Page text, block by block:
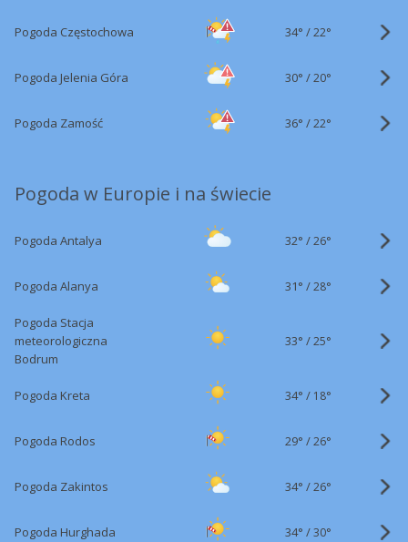
Pogoda Częstochowa 34° /22°
Pogoda Jelenia Góra 30° /20°
Pogoda Zamość 36° /22°
Pogoda w Europie i na świecie
Pogoda Antalya 32° /26°
Pogoda Alanya 31° /28°
Pogoda Stacja
meteorologiczna
Bodrum
33° /25°
Pogoda Kreta 34° / 18°
Pogoda Rodos 29° /26°
Pogoda Zakintos 34° /26°
Pogoda Hurghada 34° /30°